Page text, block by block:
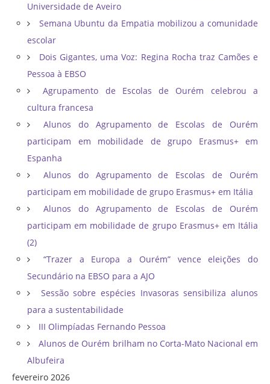
Universidade de Aveiro
Semana Ubuntu da Empatia mobilizou a comunidade
escolar
Dois Gigantes, uma Voz: Regina Rocha traz Camões e
Pessoa à EBSO
Agrupamento de Escolas de Ourém celebrou a
cultura francesa
Alunos do Agrupamento de Escolas de Ourém
participam em mobilidade de grupo Erasmus+ em
Espanha
Alunos do Agrupamento de Escolas de Ourém
participam em mobilidade de grupo Erasmus+ em Itália
Alunos do Agrupamento de Escolas de Ourém
participam em mobilidade de grupo Erasmus+ em Itália
(2)
“Trazer a Europa a Ourém” vence eleições do
Secundário na EBSO para a AJO
Sessão sobre espécies Invasoras sensibiliza alunos
para a sustentabilidade
III Olimpíadas Fernando Pessoa
Alunos de Ourém brilham no Corta-Mato Nacional em
Albufeira
fevereiro 2026